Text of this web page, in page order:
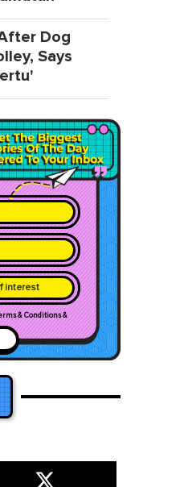
Dog
Says
interest
& Conditions &